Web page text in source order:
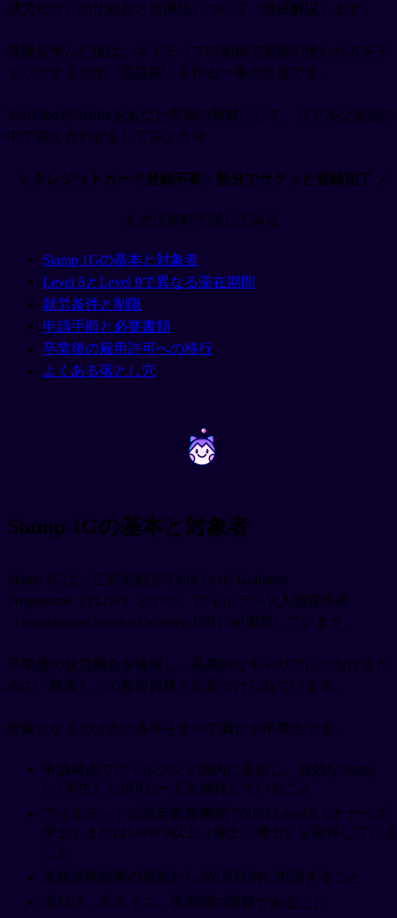
就労ビザ）の仕組みと活用法について、徹底解説します。
基礎を学んだ後は、ネイティブの動画で実際の使われ方をチ
ェックするのが「英語脳」を作る一番の近道です。
YouTubeやNetflixをあなた専用の教材にして、リアルな会話の
中で答え合わせをしてみよう🚀
＼ クレジットカード登録不要・数分でサクッと登録完了 ／
まずは無料で試してみる
Stamp 1Gの基本と対象者
Level 8とLevel 9で異なる滞在期間
就労条件と制限
申請手順と必要書類
卒業後の雇用許可への移行
よくある落とし穴
~ ~
Stamp 1Gの基本と対象者
Stamp 1Gは、正式名称を Third Level Graduate
Programme（TLGP）といい、アイルランド入国管理局
（Immigration Service Delivery, ISD）が運営しています。
卒業後の就労機会を確保し、長期的なキャリアにつなげるた
めの「橋渡し」の在留資格と位置づけられています。
対象となるのは次の条件をすべて満たす卒業生です。
申請時点でアイルランド国内に居住し、有効なStamp
2（学生）とIRPカードを保持していること
アイルランドの認定教育機関でNFQ Level 8（オナーズ
学士）またはLevel 9以上（修士・博士）を取得している
こと
最終試験結果の通知から6か月以内に申請すること
非EEA、非スイス、非英国の国籍であること